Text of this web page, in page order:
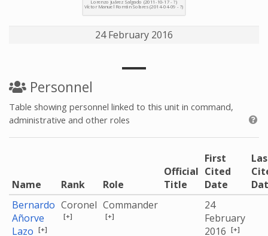
24 February 2016
Personnel
Table showing personnel linked to this unit in command,
administrative and other roles
Name Rank Role
Official
Title
First
Cited
Date
Bernardo
Añorve
Lazo [+]
Coronel
[+]
Commander
[+]
24
February
2016 [+]